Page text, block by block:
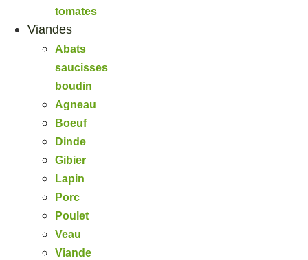
tomates
Viandes
Abats
saucisses
boudin
Agneau
Boeuf
Dinde
Gibier
Lapin
Porc
Poulet
Veau
Viande